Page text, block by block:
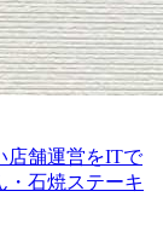
店舗運営をITで
・石焼ステーキ